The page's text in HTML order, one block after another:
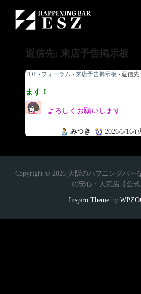
返信先: 来店予告掲示板
TOP › フォーラム › 来店予告掲示板 › 返信先
ます！
よろしくお願いします
みつき 2026/6/16/(
Copyright © 2026 大阪のハプニングバー
の安心・人気店【公式
Inspiro Themeby